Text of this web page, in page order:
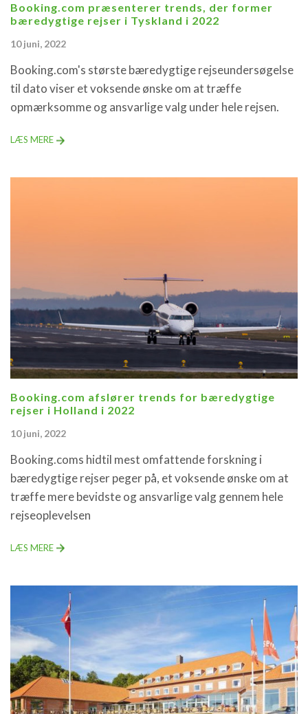
Booking.com præsenterer trends, der former
bæredygtige rejser i Tyskland i 2022
10 juni, 2022
Booking.com's største bæredygtige rejseundersøgelse
til dato viser et voksende ønske om at træffe
opmærksomme og ansvarlige valg under hele rejsen.
LÆS MERE
Booking.com afslører trends for bæredygtige
rejser i Holland i 2022
10 juni, 2022
Booking.coms hidtil mest omfattende forskning i
bæredygtige rejser peger på, et voksende ønske om at
træffe mere bevidste og ansvarlige valg gennem hele
rejseoplevelsen
LÆS MERE